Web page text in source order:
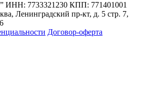
7733321230 КПП: 771401001
Ленинградский пр-кт, д. 5 стр. 7,
Договор-оферта